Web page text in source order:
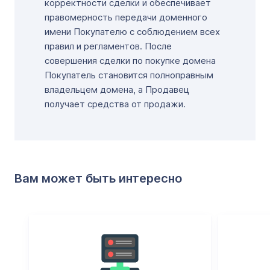
корректности сделки и обеспечивает
правомерность передачи доменного
имени Покупателю с соблюдением всех
правил и регламентов. После
совершения сделки по покупке домена
Покупатель становится полноправным
владельцем домена, а Продавец
получает средства от продажи.
Вам может быть интересно